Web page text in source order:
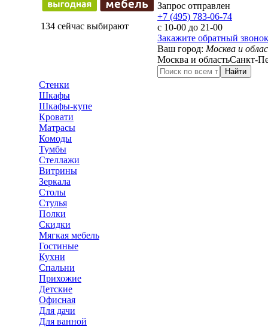
134 сейчас выбирают
Запрос отправлен
+7 (495) 783-06-74
с 10-00 до 21-00
Закажите обратный звонок
Ваш город: Москва и
Москва и областьСанкт-
Найти
Стенки
Шкафы
Шкафы-купе
Кровати
Матрасы
Комоды
Тумбы
Стеллажи
Витрины
Зеркала
Столы
Стулья
Полки
Скидки
Мягкая мебель
Гостиные
Кухни
Спальни
Прихожие
Детские
Офисная
Для дачи
Для ванной